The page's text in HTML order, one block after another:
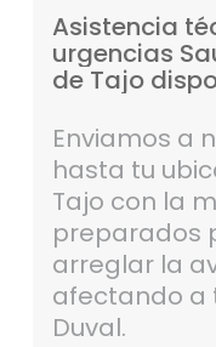
Asistencia
urgencias
de Tajo
Enviamos a
hasta tu
Tajo con la
preparados
arreglar la
afectando a
Duval.